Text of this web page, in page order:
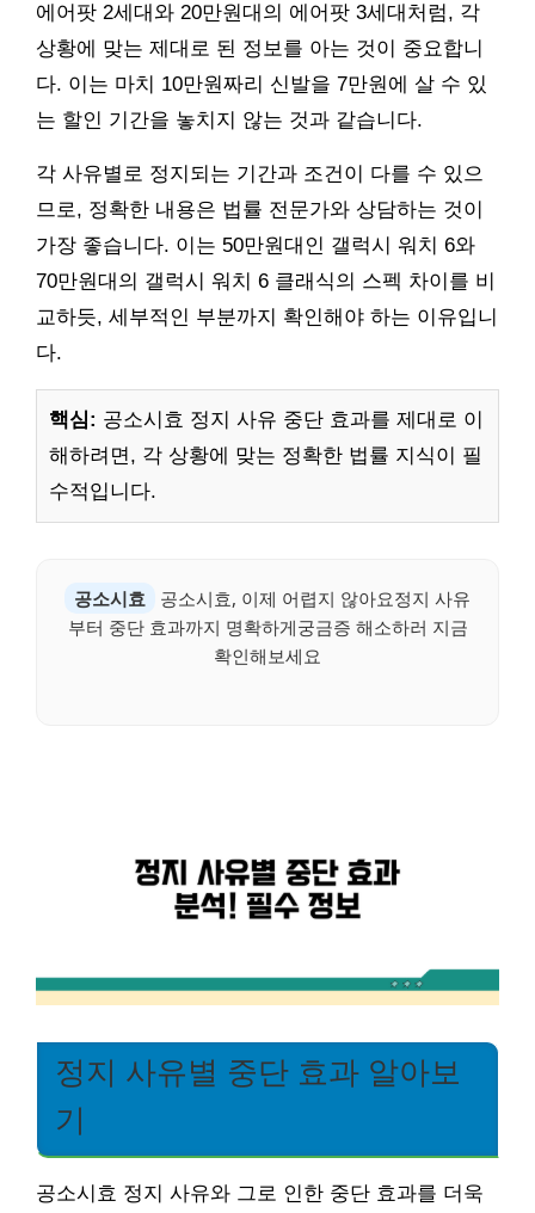
에어팟 2세대와 20만원대의 에어팟 3세대처럼, 각
상황에 맞는 제대로 된 정보를 아는 것이 중요합니
다. 이는 마치 10만원짜리 신발을 7만원에 살 수 있
는 할인 기간을 놓치지 않는 것과 같습니다.
각 사유별로 정지되는 기간과 조건이 다를 수 있으
므로, 정확한 내용은 법률 전문가와 상담하는 것이
가장 좋습니다. 이는 50만원대인 갤럭시 워치 6와
70만원대의 갤럭시 워치 6 클래식의 스펙 차이를 비
교하듯, 세부적인 부분까지 확인해야 하는 이유입니
다.
핵심: 공소시효 정지 사유 중단 효과를 제대로 이
해하려면, 각 상황에 맞는 정확한 법률 지식이 필
수적입니다.
공소시효
공소시효, 이제 어렵지 않아요정지 사유
부터 중단 효과까지 명확하게궁금증 해소하러 지금
확인해보세요
정지 사유별 중단 효과 알아보
기
공소시효 정지 사유와 그로 인한 중단 효과를 더욱